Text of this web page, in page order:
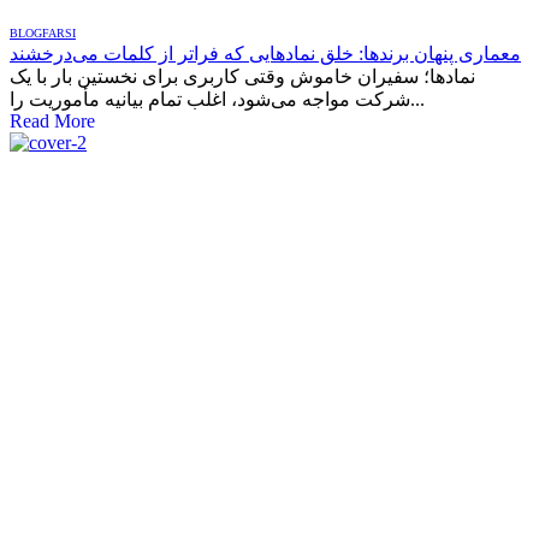
BLOGFARSI
معماری پنهان برندها: خلق نمادهایی که فراتر از کلمات می‌درخشند
نمادها؛ سفیران خاموش وقتی کاربری برای نخستین بار با یک
شرکت مواجه می‌شود، اغلب تمام بیانیه مأموریت را...
Read More